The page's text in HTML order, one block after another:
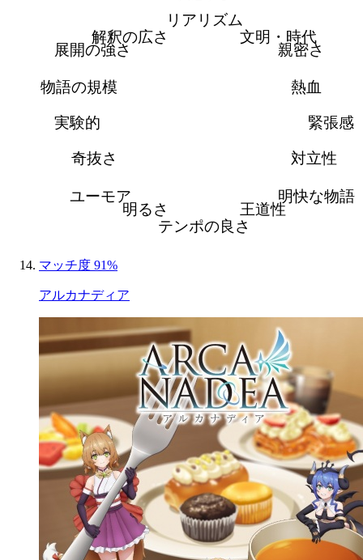
リアリズム
文明・時代
親密さ
熱血
緊張感
対立性
明快な物語
王道性
テンポの良さ
明るさ
ユーモア
奇抜さ
実験的
物語の規模
展開の強さ
解釈の広さ
マッチ度 91%
アルカナディア